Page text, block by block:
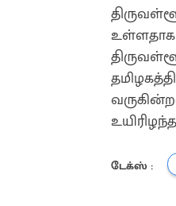
உள்ளதாக
டேக்ஸ் :